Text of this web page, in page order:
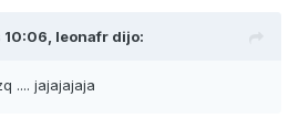
10:06, leonafr dijo:
.... jajajajaja